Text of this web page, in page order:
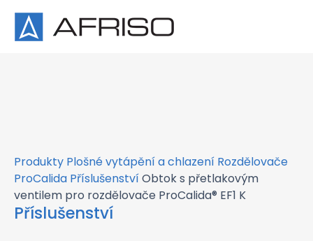
×
Produkty Plošné vytápění a chlazení Rozdělovače
ProCalida PříslušenstvíObtok s přetlakovým
ventilem pro rozdělovače ProCalida® EF1 K
Příslušenství